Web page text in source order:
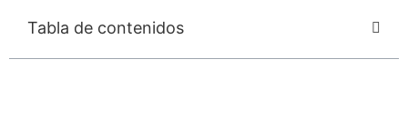
Tabla de contenidos